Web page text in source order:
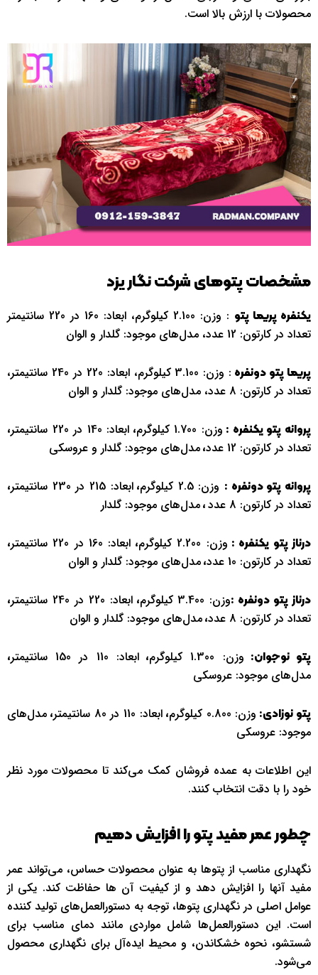
محصولات با ارزش بالا است.
مشخصات پتوهای شرکت نگار یزد
یکنفره پریما پتو
: وزن: 2.100 کیلوگرم، ابعاد: 160 در 220 سانتیمتر
تعداد در کارتون: 12 عدد، مدل‌های موجود: گلدار و الوان
پریما پتو دونفره
: وزن: 3.100 کیلوگرم، ابعاد: 220 در 240 سانتیمتر،
تعداد در کارتون: 8 عدد، مدل‌های موجود: گلدار و الوان
پروانه پتو یکنفره : وزن: 1.700 کیلوگرم ، ابعاد: 140 در 220 سانتیمتر ،
تعداد در کارتون: 12 عدد ،مدل‌های موجود: گلدار و عروسکی
پروانه پتودونفره : وزن: 2.5 کیلوگرم ،ابعاد: 215 در 230 سانتیمتر ،
تعداد در کارتون: 8 عدد ،مدل‌های موجود: گلدار
درنازپتو یکنفره : وزن: 2.200 کیلوگرم ، ابعاد: 160 در 220 سانتیمتر ،
تعداد در کارتون: 10 عدد ،مدل‌های موجود: گلدار و الوان
درنازپتو دونفره :وزن: 3.400 کیلوگرم ،ابعاد: 220 در 240 سانتیمتر ،
تعداد در کارتون: 8 عدد ،مدل‌های موجود: گلدار و الوان
پتو نوجوان: وزن: 1.300 کیلوگرم ،ابعاد: 110 در 150 سانتیمتر ،
مدل‌های موجود: عروسکی
پتو نوزادی: وزن: 0.800 کیلوگرم ، ابعاد: 110 در 80 سانتیمتر ، مدل‌های
موجود: عروسکی
این اطلاعات به عمده فروشان کمک می‌کند تا محصولات مورد نظر
خود را با دقت انتخاب کنند.
چطور عمر مفید پتو را افزایش دهیم
نگهداری مناسب از پتوها به عنوان محصولات حساس، می‌تواند عمر
مفید آنها را افزایش دهد و از کیفیت آن ها حفاظت کند. یکی از
عوامل اصلی در نگهداری پتوها، توجه به دستورالعمل‌های تولید کننده
است. این دستورالعمل‌ها شامل مواردی مانند دمای مناسب برای
شستشو، نحوه خشکاندن، و محیط ایده‌آل برای نگهداری محصول
می‌شود.